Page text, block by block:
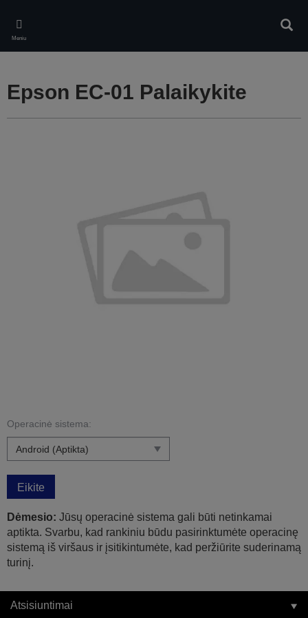
main
content
Meniu
Epson EC-01 Palaikykite
Operacinė sistema:
Eikite
Dėmesio: Jūsų operacinė sistema gali būti netinkamai
aptikta. Svarbu, kad rankiniu būdu pasirinktumėte operacinę
sistemą iš viršaus ir įsitikintumėte, kad peržiūrite suderinamą
turinį.
Atsisiuntimai